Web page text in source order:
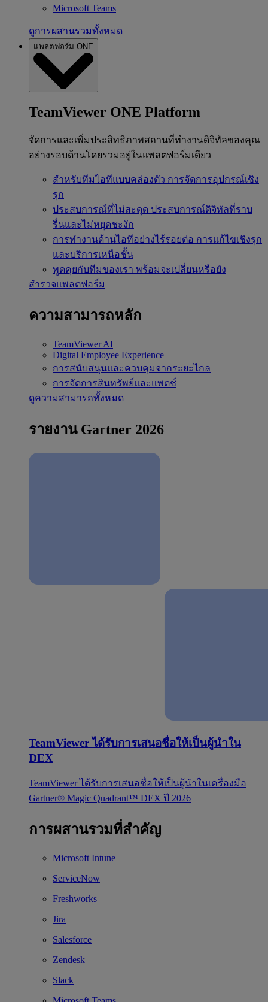
Microsoft Teams
ดูการผสานรวมทั้งหมด
แพลตฟอร์ม ONE
TeamViewer ONE Platform
จัดการและเพิ่มประสิทธิภาพสถานที่ทำงานดิจิทัลของคุณ
อย่างรอบด้านโดยรวมอยู่ในแพลตฟอร์มเดียว
สำหรับทีมไอทีแบบคล่องตัว การจัดการอุปกรณ์เชิง
รุก
ประสบการณ์ที่ไม่สะดุด ประสบการณ์ดิจิทัลที่ราบ
รื่นและไม่หยุดชะงัก
การทำงานด้านไอทีอย่างไร้รอยต่อ การแก้ไขเชิงรุก
และบริการเหนือชั้น
พูดคุยกับทีมของเรา พร้อมจะเปลี่ยนหรือยัง
สำรวจแพลตฟอร์ม
ความสามารถหลัก
TeamViewer AI
Digital Employee Experience
การสนับสนุนและควบคุมจากระยะไกล
การจัดการสินทรัพย์และแพตช์
ดูความสามารถทั้งหมด
รายงาน Gartner 2026
TeamViewer ได้รับการเสนอชื่อให้เป็นผู้นำใน
DEX
TeamViewer ได้รับการเสนอชื่อให้เป็นผู้นำในเครื่องมือ
Gartner® Magic Quadrant™ DEX ปี 2026
การผสานรวมที่สำคัญ
Microsoft Intune
ServiceNow
Freshworks
Jira
Salesforce
Zendesk
Slack